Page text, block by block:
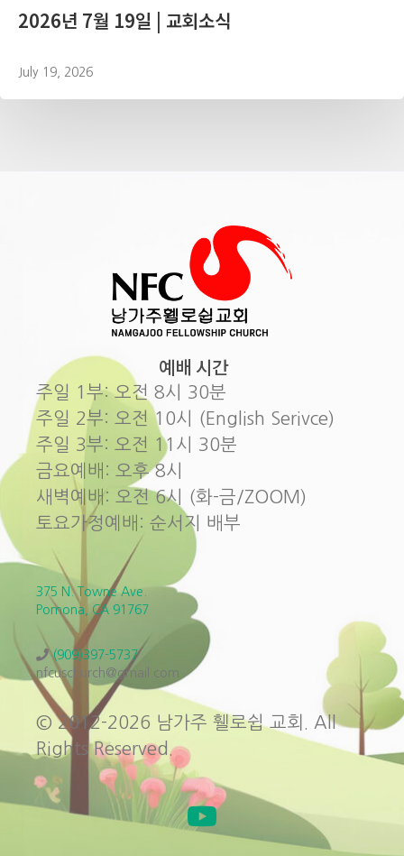
2026년 7월 19일 | 교회소식
July 19, 2026
예배 시간
주일 1부: 오전 8시 30분
주일 2부: 오전 10시 (English Serivce)
주일 3부: 오전 11시 30분
금요예배: 오후 8시
새벽예배: 오전 6시 (화-금/ZOOM)
토요가정예배: 순서지 배부
375 N. Towne Ave.
Pomona, CA 91767
(909)397-5737
nfcuschurch@gmail.com
© 2012-2026 남가주 휄로쉽 교회. All
Rights Reserved.